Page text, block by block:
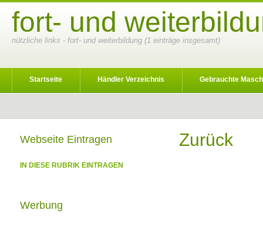
fort- und
nützliche links - fort- und weiterbildung (1 einträge insgesamt)
Startseite Händler Verzeichnis Gebrauchte
Zurück
Webseite Eintragen
IN DIESE RUBRIK EINTRAGEN
Werbung